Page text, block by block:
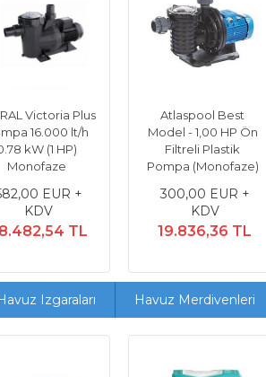
16.096,00 EUR + KDV
1.064.286,84 TL
314,00
Victoria Plus
16.000 lt/h
kW (1 HP)
Monofaze
EUR +
KDV
TL
Atlaspool Best
Model - 1,00 HP Ön
Filtreli Plastik
Pompa (Monofaze)
300,00 EUR +
KDV
19.836,36 TL
Havuz Izgaraları Havuz Merdivenleri